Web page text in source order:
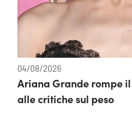
04/08/2026
Ariana Grande rompe
alle critiche sul peso